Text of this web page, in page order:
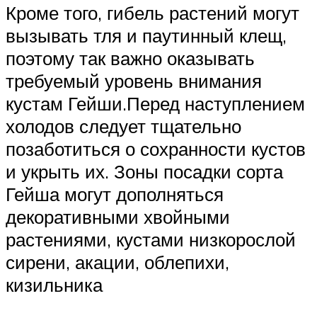
Кроме того, гибель растений могут
вызывать тля и паутинный клещ,
поэтому так важно оказывать
требуемый уровень внимания
кустам Гейши.Перед наступлением
холодов следует тщательно
позаботиться о сохранности кустов
и укрыть их. Зоны посадки сорта
Гейша могут дополняться
декоративными хвойными
растениями, кустами низкорослой
сирени, акации, облепихи,
кизильника